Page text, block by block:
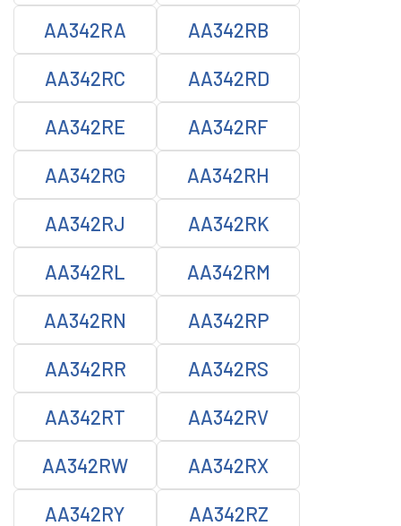
AA342RA AA342RB
AA342RC AA342RD
AA342RE AA342RF
AA342RG AA342RH
AA342RJ AA342RK
AA342RL AA342RM
AA342RN AA342RP
AA342RR AA342RS
AA342RT AA342RV
AA342RW AA342RX
AA342RY AA342RZ